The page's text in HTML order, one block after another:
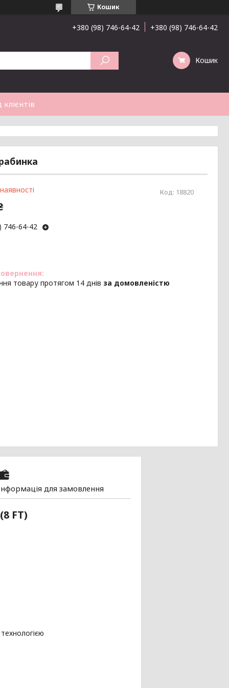
Кошик
+380 (98) 746-64-42 +380 (98) 746-64-42
Кошик
Код: 18820
746-64-42
товару протягом 14 днів за домовленістю
для замовлення
FT)